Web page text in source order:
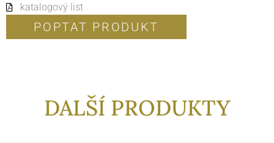
katalogový list
POPTAT PRODUKT
DALŠÍ PRODUKTY